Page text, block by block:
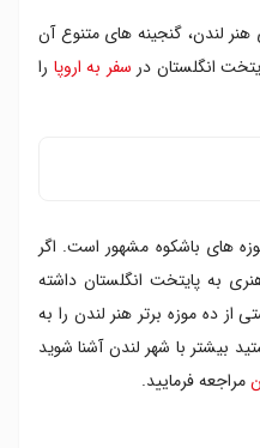
هنر لندن، گنجینه های متنوع آن
انگلستان در سفر به اروپا را
های باشکوه مشهور است. اگر
به پایتخت انگلستان داشته
از ده موزه برتر هنر لندن را به
بیشتر با شهر لندن آشنا شوید
مراجعه فرمایید.